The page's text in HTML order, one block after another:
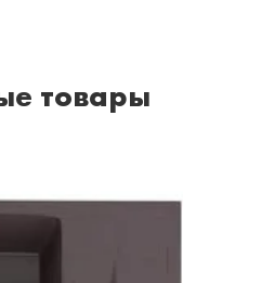
товары